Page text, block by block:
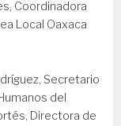
Coordinadora
Local Oaxaca
Secretario
del
Directora de